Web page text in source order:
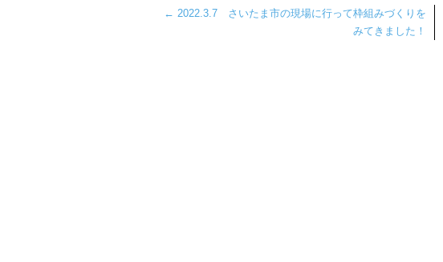
← 2022.3.7 さいたま市の現場に行って枠組みづくりを
みてきました！